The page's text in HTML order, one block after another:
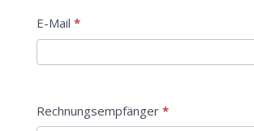
E-Mail *
Rechnungsempfänger *